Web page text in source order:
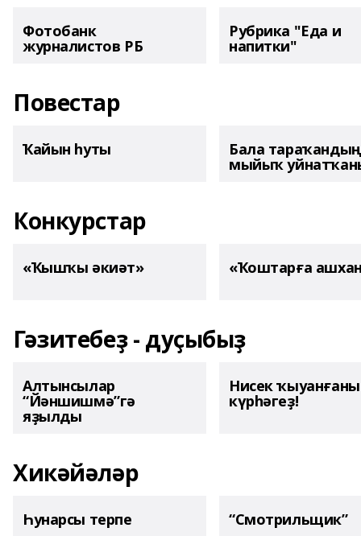
Фотобанк
журналистов РБ
Рубрика "Еда и
напитки"
Повестар
Ҡайын һуты Бала тараҡандың
мыйыҡ
Конкурстар
«Ҡышҡы әкиәт» «Ҡоштарға
Гәзитебеҙ - дуҫыбыҙ
Алтынсылар
“Йәншишмә”гә
яҙылды
Нисек
күрһәгеҙ!
Хикәйәләр
Һунарсы терпе “Смотрильщик”